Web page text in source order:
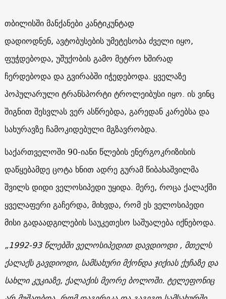
თბილისში მანქანები კანტიკუნტად
დადიოდნენ, ავტობუსების უმეტესობა ძველი იყო,
ფუჭდებოდა, უშუქობის გამო მეტრო ხშირად
ჩერდებოდა და გვირაბში იჭედებოდა. ყველაზე
პოპულარული ტრანსპორტი ტროლეიბუსი იყო. ის ვინც
შიგნით შესვლას ვერ ასწრებდა, გარედან კარებსა და
სახურავზე ჩამოკიდებული მგზავრობდა.
საქართველოში 90-იანი წლების ენერგოკრიზისის
დაწყებამდე ცოტა ხნით ადრე გურამ წიბახაშვილმა
შვილს დიდი ველოსიპედი უყიდა. მერე, როცა ქალაქში
ყველაფერი გაჩერდა, მიხვდა, რომ ეს ველოსიპედი
მისი გადაადგილების საუკეთესო საშუალება იქნებოდა.
„1992-93 წლებში ველოსიპედით დავდიოდი , მთელს
ქალაქს გავდიოდი, სამსახური მქონდა ჯიქიას ქუჩაზე და
სახლი კუკიაზე, ქალაქის მეორე ბოლოში. ტელეფონიც